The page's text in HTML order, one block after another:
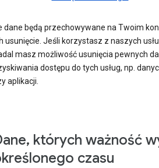
dane będą przechowywane na Twoim
usunięcie. Jeśli korzystasz z naszych
masz możliwość usunięcia pewnych
dostępu do tych usług, np.
aplikacji.
których ważność
czasu